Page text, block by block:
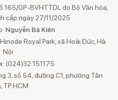
GP-BVHTTDL do Bộ Văn hóa,
cấp ngày 27/11/2025
Nguyễn Bá Kiên
Royal Park, xã Hoài Đức, Hà
Nội
(024)32 151175
3, số 54, đường C1, phường Tân
TP.HCM